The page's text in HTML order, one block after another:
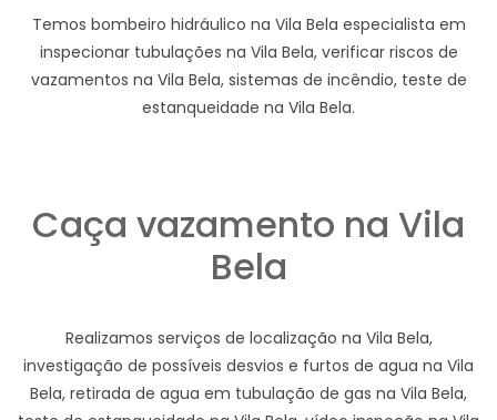
Temos bombeiro hidráulico na Vila Bela especialista em
inspecionar tubulações na Vila Bela, verificar riscos de
vazamentos na Vila Bela, sistemas de incêndio, teste de
estanqueidade na Vila Bela.
Caça vazamento na Vila
Bela
Realizamos serviços de localização na Vila Bela,
investigação de possíveis desvios e furtos de agua na Vila
Bela, retirada de agua em tubulação de gas na Vila Bela,